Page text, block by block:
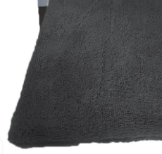
Clique para ampliar